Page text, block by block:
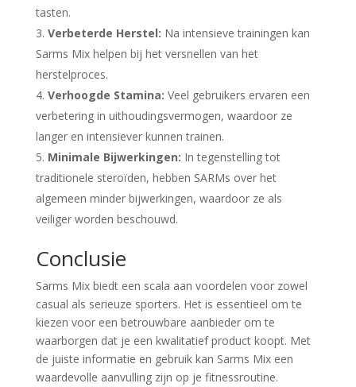
tasten.
Verbeterde Herstel: Na intensieve trainingen kan
Sarms Mix helpen bij het versnellen van het
herstelproces.
Verhoogde Stamina: Veel gebruikers ervaren een
verbetering in uithoudingsvermogen, waardoor ze
langer en intensiever kunnen trainen.
Minimale Bijwerkingen: In tegenstelling tot
traditionele steroïden, hebben SARMs over het
algemeen minder bijwerkingen, waardoor ze als
veiliger worden beschouwd.
Conclusie
Sarms Mix biedt een scala aan voordelen voor zowel
casual als serieuze sporters. Het is essentieel om te
kiezen voor een betrouwbare aanbieder om te
waarborgen dat je een kwalitatief product koopt. Met
de juiste informatie en gebruik kan Sarms Mix een
waardevolle aanvulling zijn op je fitnessroutine.